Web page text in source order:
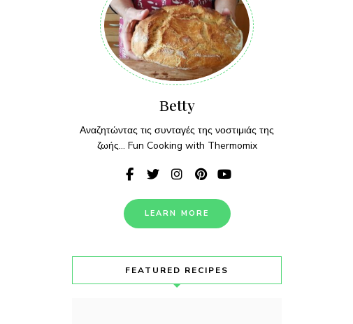
Βetty
Αναζητώντας τις συνταγές της νοστιμιάς της
ζωής... Fun Cooking with Thermomix
LEARN MORE
FEATURED RECIPES